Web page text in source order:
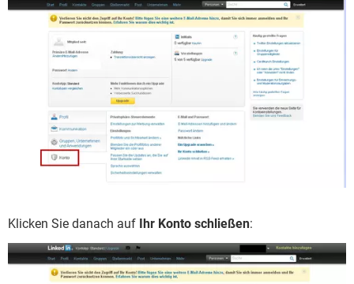
Klicken Sie danach auf Ihr Konto schließen: